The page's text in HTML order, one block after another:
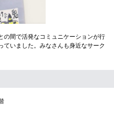
の間で活発なコミュニケーションが行
ていました。みなさんも身近なサーク